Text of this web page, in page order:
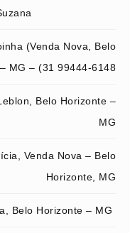
(Venda Nova, Belo
MG – (31 99444-6148
Belo Horizonte –
MG
Venda Nova – Belo
Horizonte, MG
Belo Horizonte – MG